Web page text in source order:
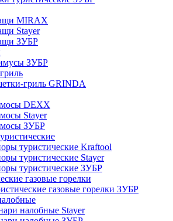
MIRAX
Stayer
ЗУБР
ЗУБР
гриль GRINDA
DEXX
Stayer
ЗУБР
туристические Kraftool
туристические Stayer
туристические ЗУБР
газовые горелки
газовые горелки ЗУБР
налобные Stayer